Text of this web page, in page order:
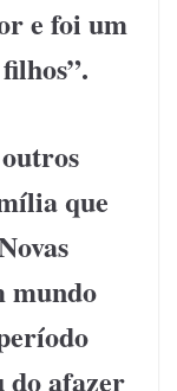
e foi um
que
mundo
do afazer